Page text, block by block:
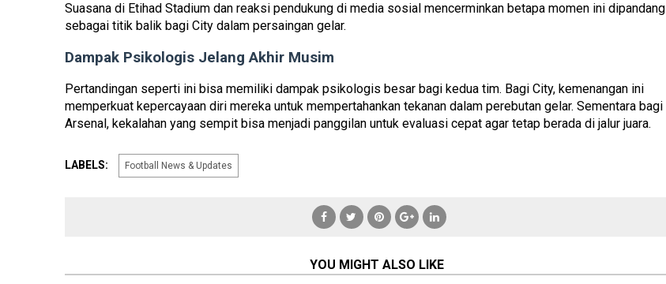
Suasana di Etihad Stadium dan reaksi pendukung di media sosial mencerminkan betapa momen ini dipandang
sebagai titik balik bagi City dalam persaingan gelar.
Dampak Psikologis Jelang Akhir Musim
Pertandingan seperti ini bisa memiliki dampak psikologis besar bagi kedua tim. Bagi City, kemenangan ini
memperkuat kepercayaan diri mereka untuk mempertahankan tekanan dalam perebutan gelar. Sementara bagi
Arsenal, kekalahan yang sempit bisa menjadi panggilan untuk evaluasi cepat agar tetap berada di jalur juara.
LABELS: Football News & Updates
YOU MIGHT ALSO LIKE